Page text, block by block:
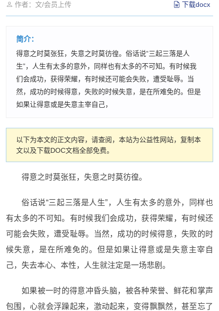
作者：文/会员上传
下载docx
简介：
得意之时莫张狂，失意之时莫彷徨。俗话说“三起三落是人
生”，人生有太多的意外，同样也有太多的不可知。有时候我
们会成功，获得荣耀，有时候还可能会失败，遭受耻辱。当
然，成功的时候得意，失败的时候失意，是在所难免的。但是
如果让得意或是失意主宰自己，
以下为本文的正文内容，请查阅，本站为公益性网站，复制本
文以及下载DOC文档全部免费。
得意之时莫张狂，失意之时莫彷徨。
俗话说“三起三落是人生”，人生有太多的意外，同样也
有太多的不可知。有时候我们会成功，获得荣耀，有时候还
可能会失败，遭受耻辱。当然，成功的时候得意，失败的时
候失意，是在所难免的。但是如果让得意或是失意主宰自
己，失去本心、本性，人生就注定是一场悲剧。
如果被一时的得意冲昏头脑，被各种荣誉、鲜花和掌声
包围，心就会浮躁起来，激动起来，变得飘飘然，甚至忘了